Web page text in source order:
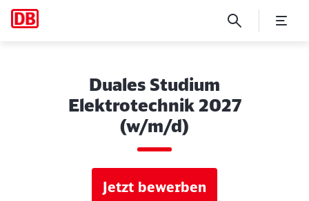
Duales Studium
Elektrotechnik 2027
(w/m/d)
Jetzt bewerben